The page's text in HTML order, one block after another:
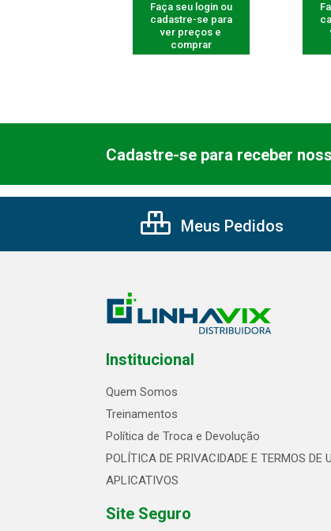
Faça seu login ou
cadastre-se para
ver preços e
comprar
Cadastre-se para receber
Meus Pedidos
Institucional
Quem Somos
Treinamentos
Política de Troca e Devolução
POLÍTICA DE PRIVACIDADE E TERMOS DE
APLICATIVOS
Site Seguro